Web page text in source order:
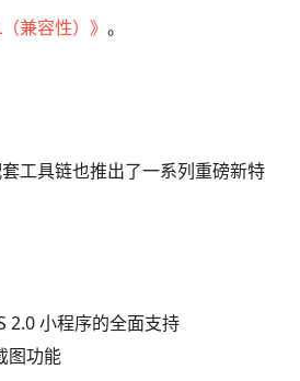
（兼容性）》 。
工具链也推出了一系列重磅新特
2.0 小程序的全面支持
图功能